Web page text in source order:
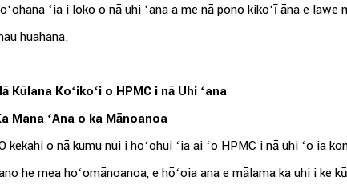
ʻia i loko o nā uhi ʻana a me nā pono kikoʻī āna e lawe
huahana.
Kūlana Koʻikoʻi o HPMC i nā Uhi ʻana
Mana ʻAna o ka Mānoanoa
kekahi o nā kumu nui i hoʻohui ʻia ai ʻo HPMC i nā uhi ʻo ia
he mea hoʻomānoanoa, e hōʻoia ana e mālama ka uhi i ke